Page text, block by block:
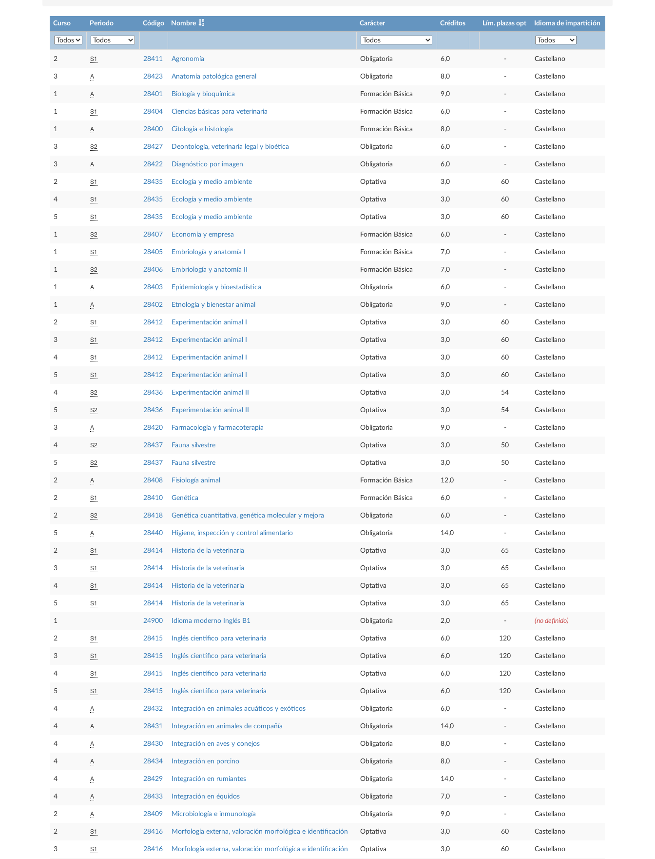
Curso Periodo Código Nombre Carácter Créditos Lím. plazas opt Idioma de impartición
2 S1 28411 Agronomía Obligatoria 6,0 - Castellano
3 A 28423 Anatomía patológica general Obligatoria 8,0 - Castellano
1 A 28401 Biología y bioquímica Formación Básica 9,0 - Castellano
1 S1 28404 Ciencias básicas para veterinaria Formación Básica 6,0 - Castellano
1 A 28400 Citología e histología Formación Básica 8,0 - Castellano
3 S2 28427 Deontología, veterinaria legal y bioética Obligatoria 6,0 - Castellano
3 A 28422 Diagnóstico por imagen Obligatoria 6,0 - Castellano
2 S1 28435 Ecología y medio ambiente Optativa 3,0 60 Castellano
4 S1 28435 Ecología y medio ambiente Optativa 3,0 60 Castellano
5 S1 28435 Ecología y medio ambiente Optativa 3,0 60 Castellano
1 S2 28407 Economía y empresa Formación Básica 6,0 - Castellano
1 S1 28405 Embriología y anatomía I Formación Básica 7,0 - Castellano
1 S2 28406 Embriología y anatomía II Formación Básica 7,0 - Castellano
1 A 28403 Epidemiología y bioestadística Obligatoria 6,0 - Castellano
1 A 28402 Etnología y bienestar animal Obligatoria 9,0 - Castellano
2 S1 28412 Experimentación animal I Optativa 3,0 60 Castellano
3 S1 28412 Experimentación animal I Optativa 3,0 60 Castellano
4 S1 28412 Experimentación animal I Optativa 3,0 60 Castellano
5 S1 28412 Experimentación animal I Optativa 3,0 60 Castellano
4 S2 28436 Experimentación animal II Optativa 3,0 54 Castellano
5 S2 28436 Experimentación animal II Optativa 3,0 54 Castellano
3 A 28420 Farmacología y farmacoterapia Obligatoria 9,0 - Castellano
4 S2 28437 Fauna silvestre Optativa 3,0 50 Castellano
5 S2 28437 Fauna silvestre Optativa 3,0 50 Castellano
2 A 28408 Fisiología animal Formación Básica 12,0 - Castellano
2 S1 28410 Genética Formación Básica 6,0 - Castellano
2 S2 28418 Genética cuantitativa, genética molecular y mejora Obligatoria 6,0 - Castellano
5 A 28440 Higiene, inspección y control alimentario Obligatoria 14,0 - Castellano
2 S1 28414 Historia de la veterinaria Optativa 3,0 65 Castellano
3 S1 28414 Historia de la veterinaria Optativa 3,0 65 Castellano
4 S1 28414 Historia de la veterinaria Optativa 3,0 65 Castellano
5 S1 28414 Historia de la veterinaria Optativa 3,0 65 Castellano
1 24900 Idioma moderno Inglés B1 Obligatoria 2,0 - (no definido)
2 S1 28415 Inglés científico para veterinaria Optativa 6,0 120 Castellano
3 S1 28415 Inglés científico para veterinaria Optativa 6,0 120 Castellano
4 S1 28415 Inglés científico para veterinaria Optativa 6,0 120 Castellano
5 S1 28415 Inglés científico para veterinaria Optativa 6,0 120 Castellano
4 A 28432 Integración en animales acuáticos y exóticos Obligatoria 6,0 - Castellano
4 A 28431 Integración en animales de compañía Obligatoria 14,0 - Castellano
4 A 28430 Integración en aves y conejos Obligatoria 8,0 - Castellano
4 A 28434 Integración en porcino Obligatoria 8,0 - Castellano
4 A 28429 Integración en rumiantes Obligatoria 14,0 - Castellano
4 A 28433 Integración en équidos Obligatoria 7,0 - Castellano
2 A 28409 Microbiología e inmunología Obligatoria 9,0 - Castellano
2 S1 28416 Morfología externa, valoración morfológica e identificación Optativa 3,0 60 Castellano
3 S1 28416 Morfología externa, valoración morfológica e identificación Optativa 3,0 60 Castellano